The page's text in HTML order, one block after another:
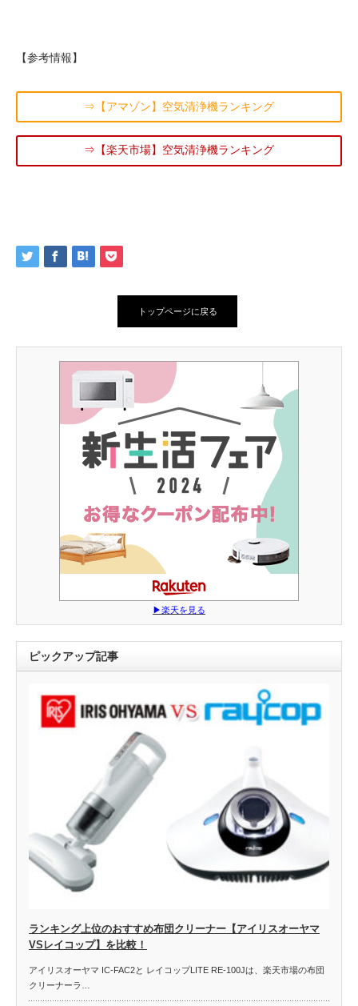
【参考情報】
⇒【アマゾン】空気清浄機ランキング
⇒【楽天市場】空気清浄機ランキング
トップページに戻る
▶︎楽天を見る
ピックアップ記事
ランキング上位のおすすめ布団クリーナー【アイリスオーヤマ
VSレイコップ】を比較！
アイリスオーヤマ IC-FAC2と レイコップLITE RE-100Jは、楽天市場の布団
クリーナーラ…